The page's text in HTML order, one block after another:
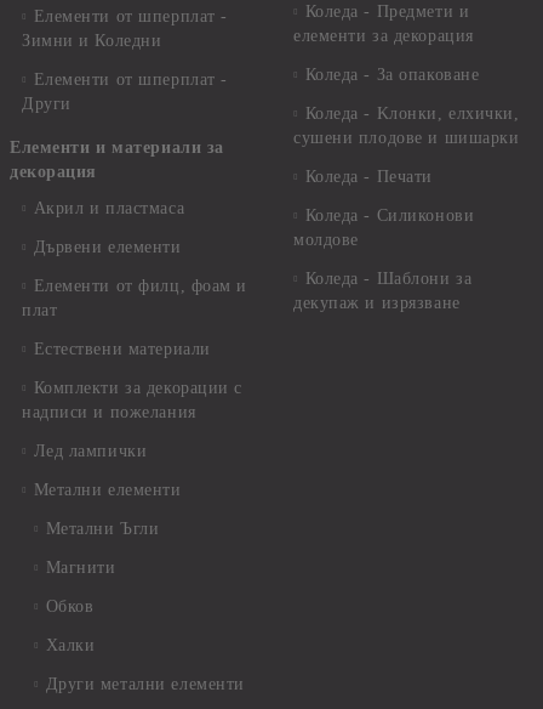
Елементи от шперплат -
Зимни и Коледни
Елементи от шперплат -
Други
Елементи и материали за
декорация
Акрил и пластмаса
Дървени елементи
Елементи от филц, фоам и
плат
Естествени материали
Комплекти за декорации с
надписи и пожелания
Лед лампички
Метални елементи
Метални Ъгли
Магнити
Обков
Халки
Други метални елементи
Коледа - Предмети и
елементи за декорация
Коледа - За опаковане
Коледа - Kлонки, елхички,
сушени плодове и шишарки
Коледа - Печати
Коледа - Силиконови
молдове
Коледа - Шаблони за
декупаж и изрязване